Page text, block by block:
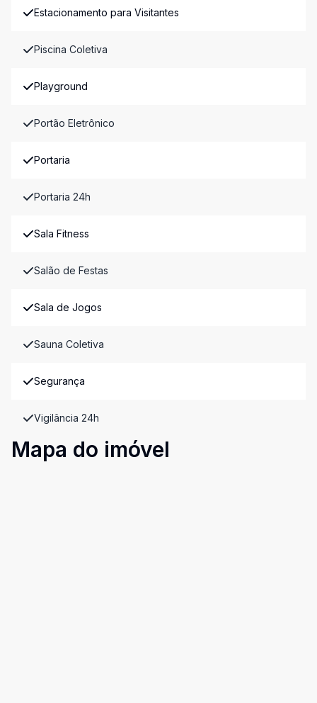
Estacionamento para Visitantes
Piscina Coletiva
Playground
Portão Eletrônico
Portaria
Portaria 24h
Sala Fitness
Salão de Festas
Sala de Jogos
Sauna Coletiva
Segurança
Vigilância 24h
Mapa do imóvel